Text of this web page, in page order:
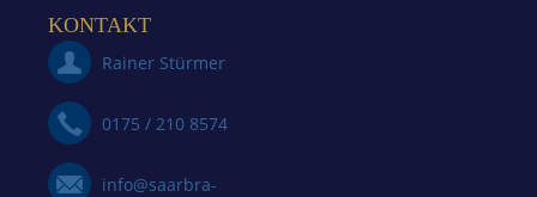
KONTAKT
Rainer Stürmer
0175 / 210 8574
info@saarbra-